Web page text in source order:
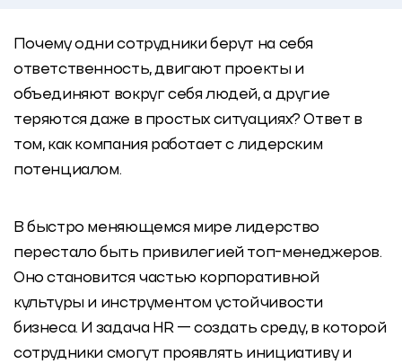
Почему одни сотрудники берут на себя
ответственность, двигают проекты и
объединяют вокруг себя людей, а другие
теряются даже в простых ситуациях? Ответ в
том, как компания работает с лидерским
потенциалом.
В быстро меняющемся мирелидерство
перестало быть привилегией топ-менеджеров.
Оно становится частью корпоративной
культуры и инструментом устойчивости
бизнеса. И задача HR — создать среду, в которой
сотрудники смогут проявлять инициативу и